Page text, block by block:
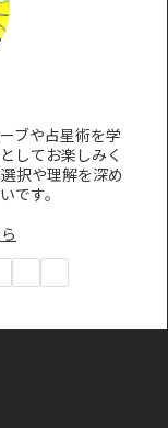
ブや占星術を学
してお楽しみく
択や理解を深め
です。